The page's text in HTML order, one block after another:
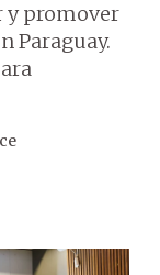
y promover
Paraguay.